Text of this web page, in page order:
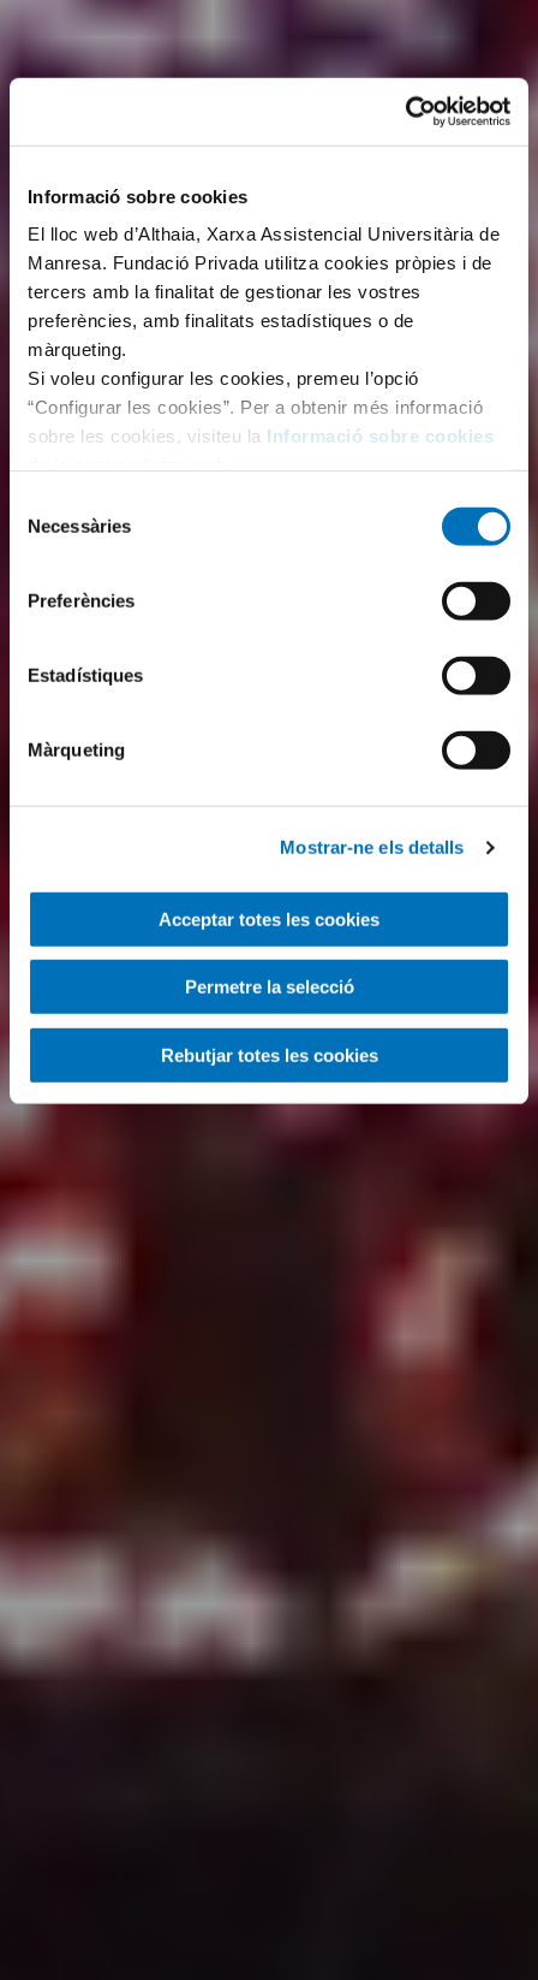
Informació sobre cookies
El lloc web d’Althaia, Xarxa Assistencial Universitària de
Manresa. Fundació Privada utilitza cookies pròpies i de
tercers amb la finalitat de gestionar les vostres
preferències, amb finalitats estadístiques o de
màrqueting.
Si voleu configurar les cookies, premeu l’opció
“Configurar les cookies”. Per a obtenir més informació
sobre les cookies, visiteu la Informació sobre cookies
Necessàries
Preferències
Estadístiques
Màrqueting
Mostrar-ne els detalls
Acceptar totes les cookies
Permetre la selecció
Rebutjar totes les cookies